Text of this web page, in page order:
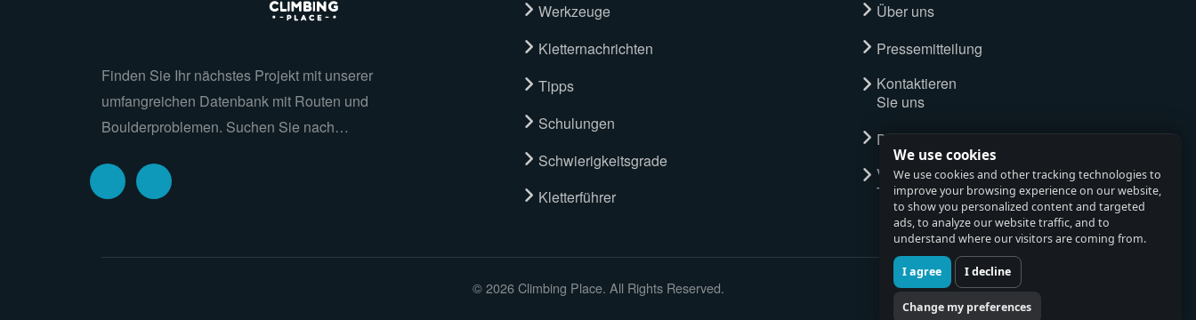
We use cookies
We use cookies and other tracking technologies to
improve your browsing experience on our website,
to show you personalized content and targeted
ads, to analyze our website traffic, and to
understand where our visitors are coming from.
I agree I decline
Change my preferences
Finden Sie Ihr nächstes Projekt mit unserer
umfangreichen Datenbank mit Routen und
Boulderproblemen. Suchen Sie nach…
Werkzeuge
Kletternachrichten
Tipps
Schulungen
Schwierigkeitsgrade
Kletterführer
Über uns
Pressemitteilung
Kontaktieren
Sie uns
Datenschutzrichtlinie
Vollständige
Tour ansehen
© 2026 Climbing Place. All Rights Reserved.